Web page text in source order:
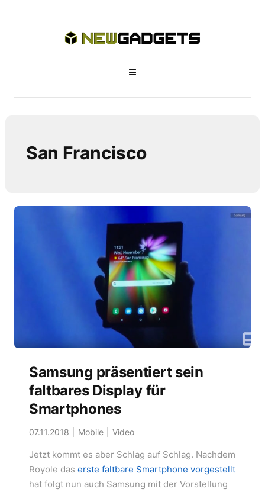
San Francisco
Samsung präsentiert sein
faltbares Display für
Smartphones
07.11.2018 Mobile Video
Jetzt kommt es aber Schlag auf Schlag. Nachdem
Royole das erste faltbare Smartphone vorgestellt
hat folgt nun auch Samsung mit der Vorstellung